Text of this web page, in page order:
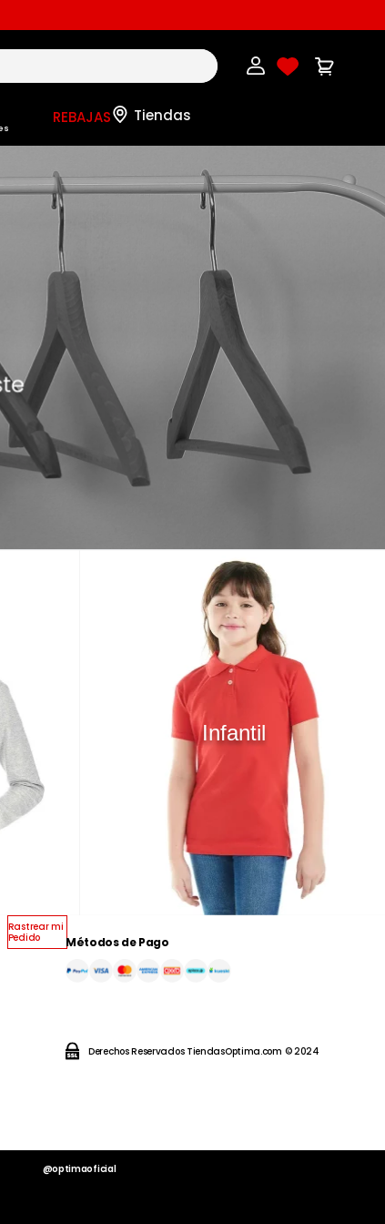
REBAJAS
Infantil
Rastrear mi
Pedido
Métodos de Pago
Derechos Reservados TiendasOptima.com © 2024
@optimaoficial